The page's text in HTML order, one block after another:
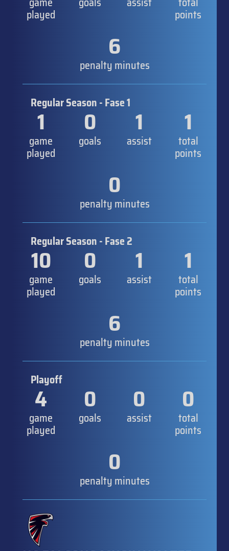
played points
6
penalty minutes
Regular Season - Fase 1
1
game
played
0
goals
1
assist
1
total
points
0
penalty minutes
Regular Season - Fase 2
10
game
played
0
goals
1
assist
1
total
points
6
penalty minutes
Playoff
4
game
played
0
goals
0
assist
0
total
points
0
penalty minutes